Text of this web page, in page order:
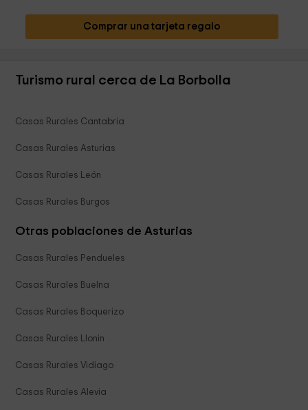
Comprar una tarjeta regalo
Turismo rural cerca de La Borbolla
Casas Rurales Cantabria
Casas Rurales Asturias
Casas Rurales León
Casas Rurales Burgos
Otras poblaciones de Asturias
Casas Rurales Pendueles
Casas Rurales Buelna
Casas Rurales Boquerizo
Casas Rurales Llonin
Casas Rurales Vidiago
Casas Rurales Alevia